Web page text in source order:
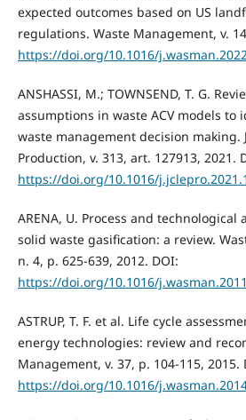
expected outcomes based on US
regulations. Waste Management, v.
https://doi.org/10.1016/
ANSHASSI, M.; TOWNSEND, T. G.
assumptions in waste ACV models to
waste management decision making.
Production, v. 313, art. 127913, 2021.
https://doi.org/10.1016/
ARENA, U. Process and
solid waste gasification: a review.
n. 4, p. 625-639, 2012. DOI:
https://doi.org/10.1016/
ASTRUP, T. F. et al. Life cycle
energy technologies: review and
Management, v. 37, p. 104-115, 2015.
https://doi.org/10.1016/